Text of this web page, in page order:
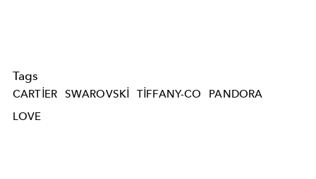
Tags
CARTIER SWAROVSKI TIFFANY-CO
PANDORA
LOVE